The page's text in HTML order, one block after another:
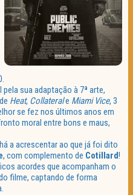
sua adaptação à 7ª arte,
Heat, Collaterale Miami Vice, 3
se fez nos últimos anos em
moral entre bons e maus,
a acrescentar ao que já foi dito
, com complemento de Cotillard!
acordes que acompanham o
filme, captando de forma